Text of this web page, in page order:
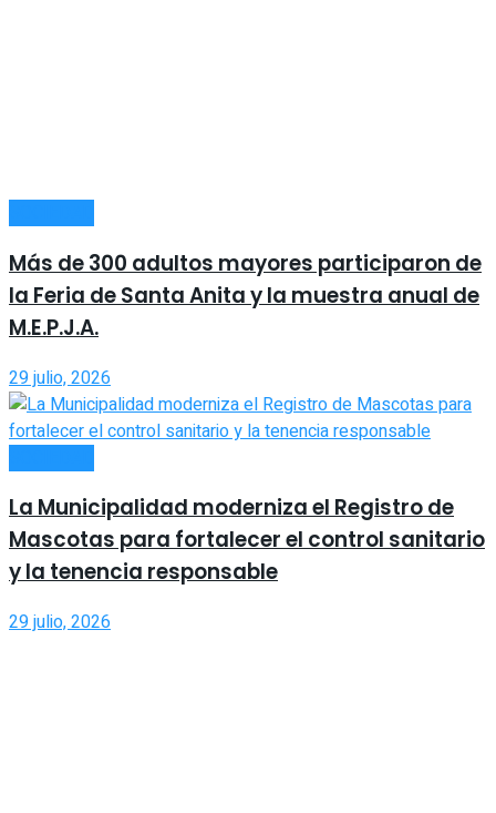
Más de 300 adultos mayores participaron de
la Feria de Santa Anita y la muestra anual de
M.E.P.J.A.
29 julio, 2026
La Municipalidad moderniza el Registro de
Mascotas para fortalecer el control sanitario
y la tenencia responsable
29 julio, 2026